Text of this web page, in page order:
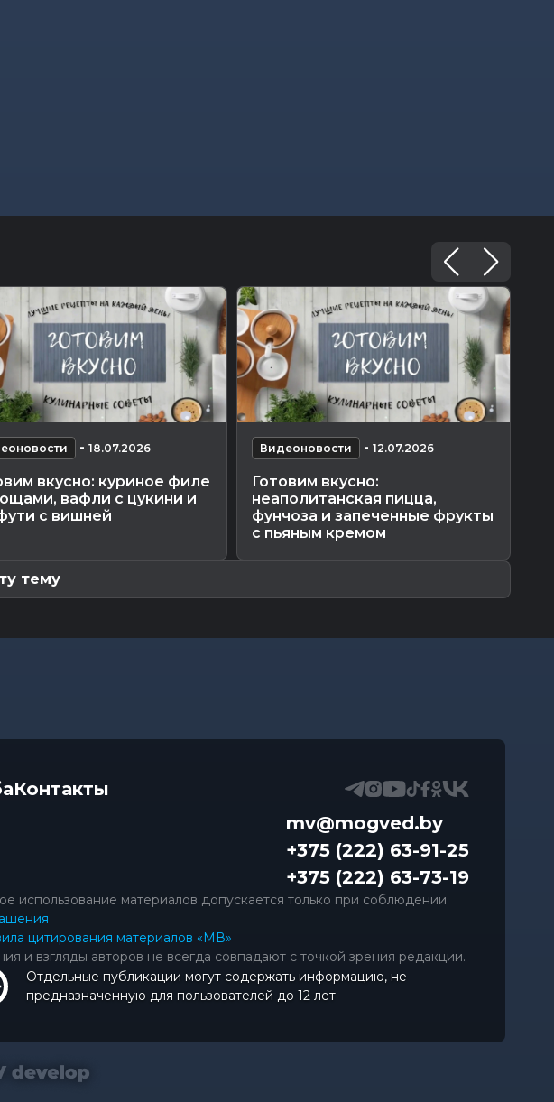
- 18.07.2026
вкусно: куриное филе
вафли с цукини и
с вишней
Видеоновости - 12.07.2026
Готовим вкусно:
неаполитанская пицца,
фунчоза и запеченные фрукты
с пьяным кремом
тему
Контакты
mv@mogved.by
+375 (222) 63-91-25
+375 (222) 63-73-19
использование материалов допускается только при соблюдении
цитирования материалов «МВ»
и взгляды авторов не всегда совпадают с точкой зрения редакции.
Отдельные публикации могут содержать информацию, не
предназначенную для пользователей до 12 лет